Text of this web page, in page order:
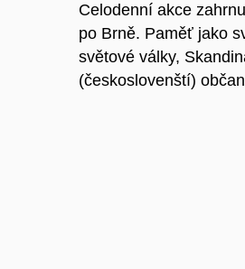
Celodenní akce
po Brně. Paměť jako
světové války,
(českoslovenští)